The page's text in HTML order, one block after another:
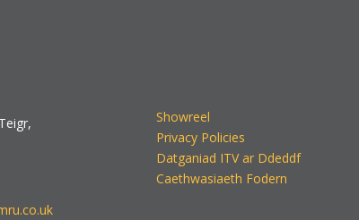
Showreel
Privacy Policies
Datganiad ITV ar Ddeddf
Caethwasiaeth Fodern